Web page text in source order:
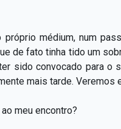
médium, num
de fato tinha tido um
sido convocado para o
mais tarde. Veremos
meu encontro?